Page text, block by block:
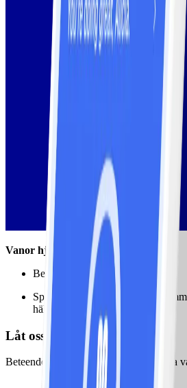
Vanor hjälper oss att:
Bete oss på ett hälsosamt sätt.
Spendera mindre tid på att
hälsosamt val eller inte.
Låt oss gräva lite djupare…
Beteendeloopen ligger till grund för alla